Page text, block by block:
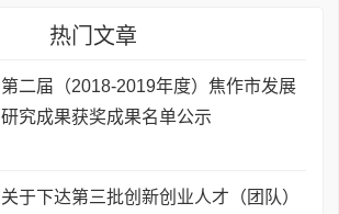
热门文章
第二届（2018-2019年度）焦作市发展
研究成果获奖成果名单公示
关于下达第三批创新创业人才（团队）